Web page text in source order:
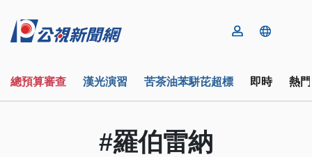
總預算審查 漢光演習 苦茶油苯駢芘超標 即時 熱
#羅伯雷納